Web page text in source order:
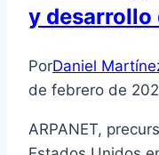
y desarrollo
PorDaniel
de febrero de
ARPANET,